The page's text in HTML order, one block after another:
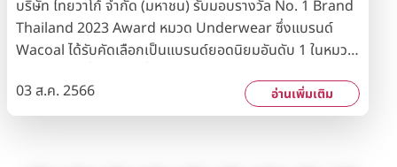
บริษัท ไทยวาโก้ จำกัด (มหาชน) รับมอบรางวัล No. 1 Brand
Thailand 2023 Award หมวด Underwear ซึ่งแบรนด์
Wacoal ได้รับคัดเลือกเป็นแบรนด์ยอดนิยมอันดับ 1 ในหมวด
บริโภคจากกลุ่มตัวอย่างทั่วประเทศ โดยนิตยสาร Marketeer
และสถาบันวิจัยการตลาดระดับโลก รางวัลดังกล่าวสะท้อนให้
03 ส.ค. 2566 อ่านเพิ่มเติม